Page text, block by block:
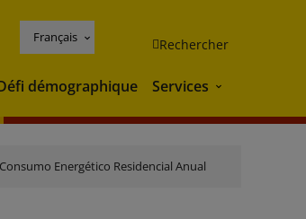
Français Rechercher
démographique Services Services
Energético Residencial Anual